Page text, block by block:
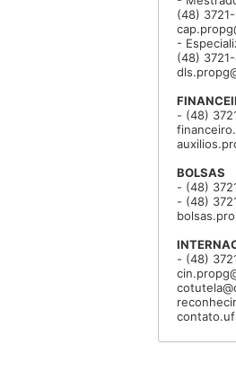
(48)
-
(48)
- (48)
BOLSAS
- (48)
- (48)
- (48)